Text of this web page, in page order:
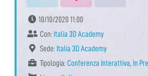
10/10/2020 11:00
Con: Italia 3D Academy
Sede: Italia 3D Academy
Tipologia: Conferenza Interattiva, In